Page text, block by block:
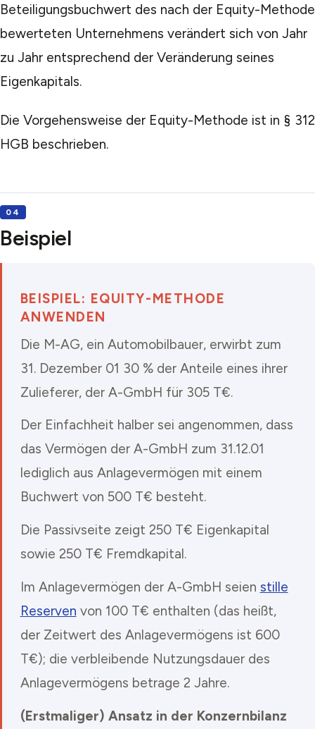
Beteiligungsbuchwert des nach der Equity-Methode
bewerteten Unternehmens verändert sich von Jahr
zu Jahr entsprechend der Veränderung seines
Eigenkapitals.
Die Vorgehensweise der Equity-Methode ist in § 312
HGB beschrieben.
Beispiel
BEISPIEL: EQUITY-METHODE
ANWENDEN
Die M-AG, ein Automobilbauer, erwirbt zum
31. Dezember 01 30 % der Anteile eines ihrer
Zulieferer, der A-GmbH für 305 T€.
Der Einfachheit halber sei angenommen, dass
das Vermögen der A-GmbH zum 31.12.01
lediglich aus Anlagevermögen mit einem
Buchwert von 500 T€ besteht.
Die Passivseite zeigt 250 T€ Eigenkapital
sowie 250 T€ Fremdkapital.
Im Anlagevermögen der A-GmbH seien stille
Reserven von 100 T€ enthalten (das heißt,
der Zeitwert des Anlagevermögens ist 600
T€); die verbleibende Nutzungsdauer des
Anlagevermögens betrage 2 Jahre.
(Erstmaliger) Ansatz in der Konzernbilanz